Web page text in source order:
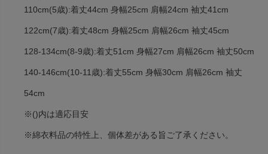
110cm(5歳):着丈44cm 身幅25cm 肩幅24cm 袖丈41cm
122cm(7歳):着丈48cm 身幅25cm 肩幅26cm 袖丈45cm
128-134cm(8-9歳):着丈51cm 身幅27cm 肩幅26cm 袖丈50cm
140-146cm(10-11歳):着丈55cm 身幅30cm 肩幅26cm 袖丈
54cm
※()内は適応目安
※綿衣料品の特性上、個体差がある旨ご了承ください。